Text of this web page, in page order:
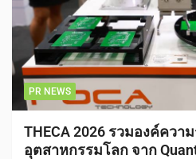
PR NEWS
THECA 2026 รวมองค์คว
อุตสาหกรรมโลก จาก